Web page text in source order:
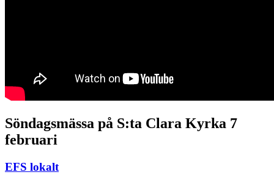
Söndagsmässa på S:ta Clara Kyrka 7
februari
EFS lokalt